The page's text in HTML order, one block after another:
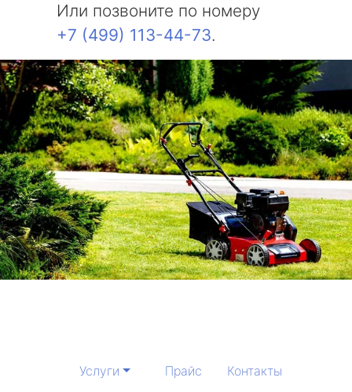
Или позвоните по номеру
+7 (499) 113-44-73.
Услуги Прайс Контакты